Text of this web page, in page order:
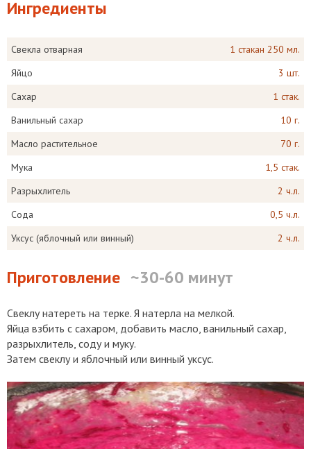
Ингредиенты
Свекла отварная
1 стакан 250 мл.
Яйцо
3 шт.
Сахар
1 стак.
Ванильный сахар
10 г.
Масло растительное
70 г.
Мука
1,5 стак.
Разрыхлитель
2 ч.л.
Сода
0,5 ч.л.
Уксус (яблочный или винный)
2 ч.л.
Приготовление ~30-60 минут
Свеклу натереть на терке. Я натерла на мелкой.
Яйца взбить с сахаром, добавить масло, ванильный сахар,
разрыхлитель, соду и муку.
Затем свеклу и яблочный или винный уксус.